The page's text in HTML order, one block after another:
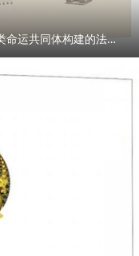
研究成果｜王瀚主编：《“一带一路”与人类命运共同体构建的法律与实践》